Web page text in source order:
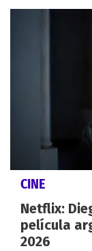
CINE
Netflix:
película
2026